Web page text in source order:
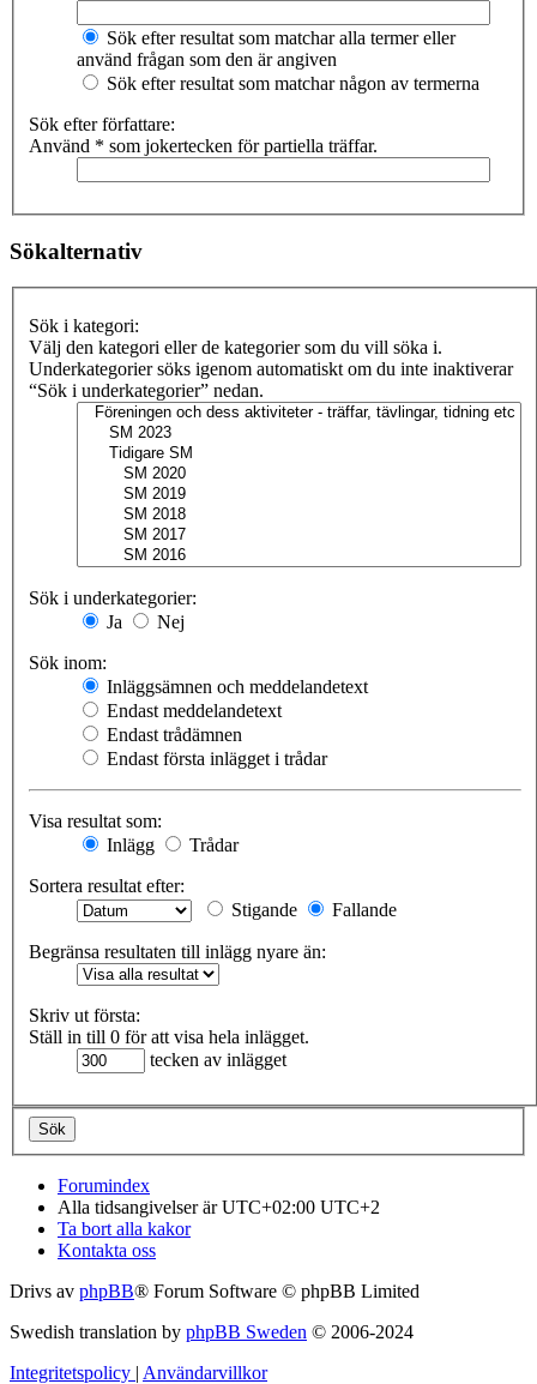
Sök efter resultat som matchar alla termer eller
använd frågan som den är angiven
Sök efter resultat som matchar någon av termerna
Sök efter författare:
Använd * som jokertecken för partiella träffar.
Sökalternativ
Sök i kategori:
Välj den kategori eller de kategorier som du vill söka i.
Underkategorier söks igenom automatiskt om du inte inaktiverar
“Sök i underkategorier” nedan.
Sök i underkategorier:
Ja
Nej
Sök inom:
Inläggsämnen och meddelandetext
Endast meddelandetext
Endast trådämnen
Endast första inlägget i trådar
Visa resultat som:
Inlägg
Trådar
Sortera resultat efter:
Stigande
Fallande
Begränsa resultaten till inlägg nyare än:
Skriv ut första:
Ställ in till 0 för att visa hela inlägget.
tecken av inlägget
Forumindex
Alla tidsangivelser är UTC+02:00 UTC+2
Ta bort alla kakor
Kontakta oss
Drivs av phpBB® Forum Software © phpBB Limited
Swedish translation by phpBB Sweden © 2006-2024
Integritetspolicy | Användarvillkor